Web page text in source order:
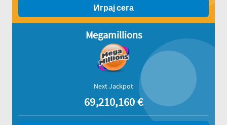
Играј сега
Megamillions
Next Jackpot
69,210,160€